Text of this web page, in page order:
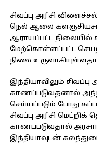
சிவப்பு அரிசி
நெல் ஆலை
ஆராயப்பட்ட நிலையில்
மேற்கொள்ளப்பட்ட
நிலை
இந்தியாவிலும் சிவப்பு
காணப்படுவதனால்
செய்யப்படும் போது
சிவப்பு அரிசி
காணப்படுவதால்
இந்தியாவுடன்